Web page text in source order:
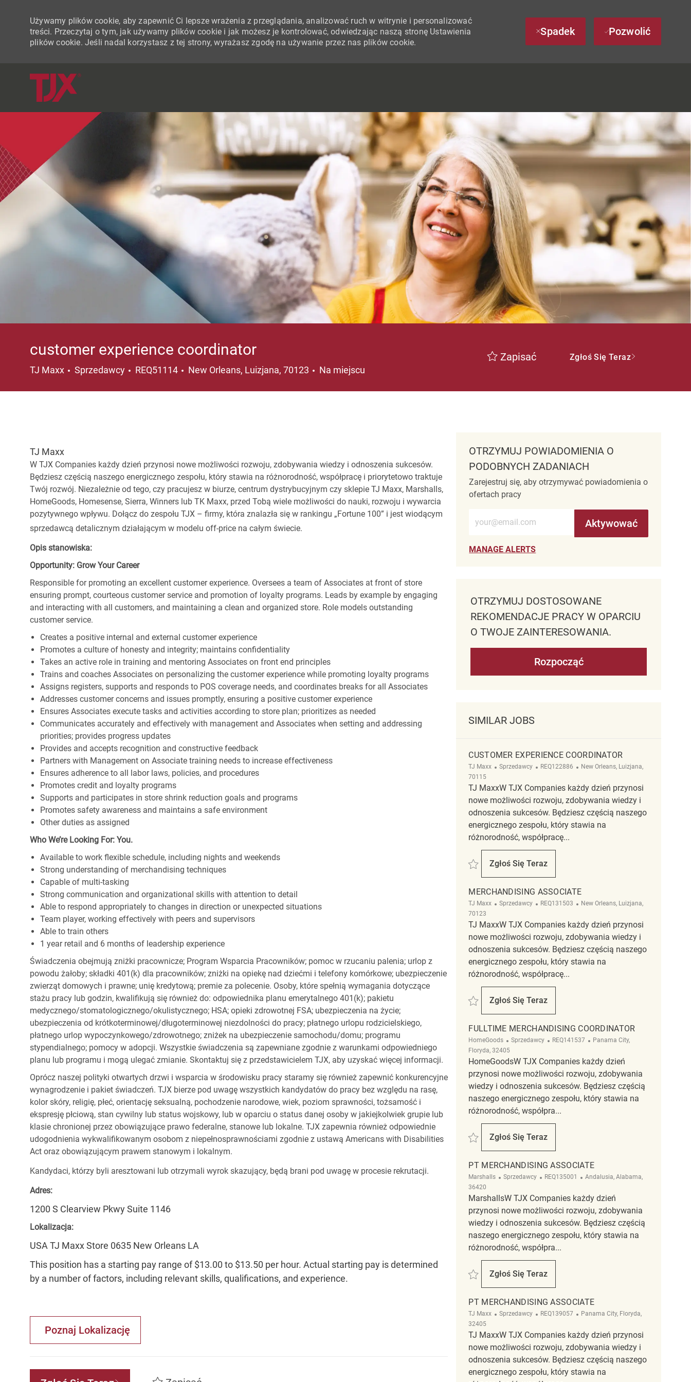
Używamy plików cookie, aby zapewnić Ci lepsze wrażenia z przeglądania, analizować ruch w witrynie i personalizować
treści. Przeczytaj o tym, jak używamy plików cookie i jak możesz je kontrolować, odwiedzając naszą stronę Ustawienia
plików cookie. Jeśli nadal korzystasz z tej strony, wyrażasz zgodę na używanie przez nas plików cookie.
Spadek Pozwolić
customer experience coordinator
TJ Maxx Kategoria
Sprzedawcy REQ51114 Lokalizacja
New Orleans, Luizjana, 70123 Na miejscu
Zapisać Zgłoś Się Teraz
TJ Maxx
W TJX Companies każdy dzień przynosi nowe możliwości rozwoju, zdobywania wiedzy i odnoszenia sukcesów.
Będziesz częścią naszego energicznego zespołu, który stawia na różnorodność, współpracę i priorytetowo traktuje
Twój rozwój. Niezależnie od tego, czy pracujesz w biurze, centrum dystrybucyjnym czy sklepie TJ Maxx, Marshalls,
HomeGoods, Homesense, Sierra, Winners lub TK Maxx, przed Tobą wiele możliwości do nauki, rozwoju i wywarcia
pozytywnego wpływu. Dołącz do zespołu TJX – firmy, która znalazła się w rankingu „Fortune 100” i jest wiodącym
sprzedawcą detalicznym działającym w modelu off-price na całym świecie.
Opis stanowiska:
Opportunity: Grow Your Career
Responsible for promoting an excellent customer experience. Oversees a team of Associates at front of store
ensuring prompt, courteous customer service and promotion of loyalty programs. Leads by example by engaging
and interacting with all customers, and maintaining a clean and organized store. Role models outstanding
customer service.
Creates a positive internal and external customer experience
Promotes a culture of honesty and integrity; maintains confidentiality
Takes an active role in training and mentoring Associates on front end principles
Trains and coaches Associates on personalizing the customer experience while promoting loyalty programs
Assigns registers, supports and responds to POS coverage needs, and coordinates breaks for all Associates
Addresses customer concerns and issues promptly, ensuring a positive customer experience
Ensures Associates execute tasks and activities according to store plan; prioritizes as needed
Communicates accurately and effectively with management and Associates when setting and addressing
priorities; provides progress updates
Provides and accepts recognition and constructive feedback
Partners with Management on Associate training needs to increase effectiveness
Ensures adherence to all labor laws, policies, and procedures
Promotes credit and loyalty programs
Supports and participates in store shrink reduction goals and programs
Promotes safety awareness and maintains a safe environment
Other duties as assigned
Who We’re Looking For: You.
Available to work flexible schedule, including nights and weekends
Strong understanding of merchandising techniques
Capable of multi-tasking
Strong communication and organizational skills with attention to detail
Able to respond appropriately to changes in direction or unexpected situations
Team player, working effectively with peers and supervisors
Able to train others
1 year retail and 6 months of leadership experience
Świadczenia obejmują zniżki pracownicze; Program Wsparcia Pracowników; pomoc w rzucaniu palenia; urlop z
powodu żałoby; składki 401(k) dla pracowników; zniżki na opiekę nad dziećmi i telefony komórkowe; ubezpieczenie
zwierząt domowych i prawne; unię kredytową; premie za polecenie. Osoby, które spełnią wymagania dotyczące
stażu pracy lub godzin, kwalifikują się również do: odpowiednika planu emerytalnego 401(k); pakietu
medycznego/stomatologicznego/okulistycznego; HSA; opieki zdrowotnej FSA; ubezpieczenia na życie;
ubezpieczenia od krótkoterminowej/długoterminowej niezdolności do pracy; płatnego urlopu rodzicielskiego,
płatnego urlop wypoczynkowego/zdrowotnego; zniżek na ubezpieczenie samochodu/domu; programu
stypendialnego; pomocy w adopcji. Wszystkie świadczenia są zapewniane zgodnie z warunkami odpowiedniego
planu lub programu i mogą ulegać zmianie. Skontaktuj się z przedstawicielem TJX, aby uzyskać więcej informacji.
Oprócz naszej polityki otwartych drzwi i wsparcia w środowisku pracy staramy się również zapewnić konkurencyjne
wynagrodzenie i pakiet świadczeń. TJX bierze pod uwagę wszystkich kandydatów do pracy bez względu na rasę,
kolor skóry, religię, płeć, orientację seksualną, pochodzenie narodowe, wiek, poziom sprawności, tożsamość i
ekspresję płciową, stan cywilny lub status wojskowy, lub w oparciu o status danej osoby w jakiejkolwiek grupie lub
klasie chronionej przez obowiązujące prawo federalne, stanowe lub lokalne. TJX zapewnia również odpowiednie
udogodnienia wykwalifikowanym osobom z niepełnosprawnościami zgodnie z ustawą Americans with Disabilities
Act oraz obowiązującym prawem stanowym i lokalnym.
Kandydaci, którzy byli aresztowani lub otrzymali wyrok skazujący, będą brani pod uwagę w procesie rekrutacji.
Adres:
1200 S Clearview Pkwy Suite 1146
Lokalizacja:
USA TJ Maxx Store 0635 New Orleans LA
This position has a starting pay range of $13.00 to $13.50 per hour. Actual starting pay is determined
by a number of factors, including relevant skills, qualifications, and experience.
Poznaj Lokalizację
OTRZYMUJ POWIADOMIENIA O
PODOBNYCH ZADANIACH
Zarejestruj się, aby otrzymywać powiadomienia o
ofertach pracy
Wprowadź adres e-mail (wymagane)
Aktywować
MANAGE ALERTS
OTRZYMUJ DOSTOSOWANE
REKOMENDACJE PRACY W OPARCIU
O TWOJE ZAINTERESOWANIA.
Rozpocząć
SIMILAR JOBS
CUSTOMER EXPERIENCE COORDINATOR
TJ Maxx Kategoria
Sprzedawcy ReqId
REQ122886 Lokalizacja
New Orleans, Luizjana,
70115
TJ MaxxW TJX Companies każdy dzień przynosi
nowe możliwości rozwoju, zdobywania wiedzy i
odnoszenia sukcesów. Będziesz częścią naszego
energicznego zespołu, który stawia na
różnorodność, współpracę...
Zapisać Customer Experience Coordinator REQ122886
Zgłoś Się Teraz
Customer Experience Coordinator
MERCHANDISING ASSOCIATE
TJ Maxx Kategoria
Sprzedawcy ReqId
REQ131503 Lokalizacja
New Orleans, Luizjana,
70123
TJ MaxxW TJX Companies każdy dzień przynosi
nowe możliwości rozwoju, zdobywania wiedzy i
odnoszenia sukcesów. Będziesz częścią naszego
energicznego zespołu, który stawia na
różnorodność, współpracę...
Zapisać merchandising associate REQ131503
Zgłoś Się Teraz
Merchandising Associate
FULLTIME MERCHANDISING COORDINATOR
HomeGoods Kategoria
Sprzedawcy ReqId
REQ141537 Lokalizacja
Panama City,
Floryda, 32405
HomeGoodsW TJX Companies każdy dzień
przynosi nowe możliwości rozwoju, zdobywania
wiedzy i odnoszenia sukcesów. Będziesz częścią
naszego energicznego zespołu, który stawia na
różnorodność, współpra...
Zapisać Fulltime Merchandising Coordinator REQ141537
Zgłoś Się Teraz
Fulltime Merchandising Coordinator
PT MERCHANDISING ASSOCIATE
Marshalls Kategoria
Sprzedawcy ReqId
REQ135001 Lokalizacja
Andalusia, Alabama,
36420
MarshallsW TJX Companies każdy dzień
przynosi nowe możliwości rozwoju, zdobywania
wiedzy i odnoszenia sukcesów. Będziesz częścią
naszego energicznego zespołu, który stawia na
różnorodność, współpra...
Zapisać PT Merchandising Associate REQ135001
Zgłoś Się Teraz
PT Merchandising Associate
PT MERCHANDISING ASSOCIATE
TJ Maxx Kategoria
Sprzedawcy ReqId
REQ139057 Lokalizacja
Panama City, Floryda,
32405
TJ MaxxW TJX Companies każdy dzień przynosi
nowe możliwości rozwoju, zdobywania wiedzy i
odnoszenia sukcesów. Będziesz częścią naszego
energicznego zespołu, który stawia na